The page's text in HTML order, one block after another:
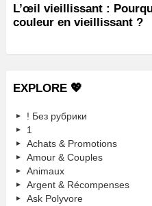
L’œil vieillissant :
couleur en vieillissant ?
EXPLORE 💖
! Без рубрики
1
Achats & Promotions
Amour & Couples
Animaux
Argent & Récompenses
Ask Polyvore